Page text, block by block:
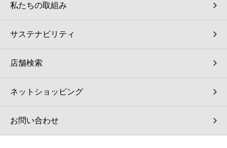
私たちの取組み
サステナビリティ
店舗検索
ネットショッピング
お問い合わせ